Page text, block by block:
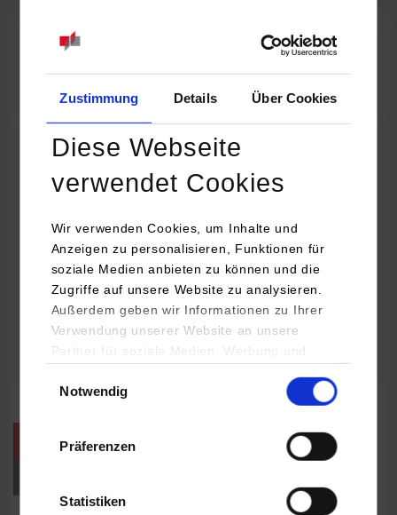
Zustimmung Details Über Cookies
Diese Webseite
verwendet Cookies
Wir verwenden Cookies, um Inhalte und
Anzeigen zu personalisieren, Funktionen für
soziale Medien anbieten zu können und die
Zugriffe auf unsere Website zu analysieren.
Außerdem geben wir Informationen zu Ihrer
Verwendung unserer Website an unsere
Partner für soziale Medien, Werbung und
YouTube, Google Maps) führen diese
Daten zusammen, die Sie ihnen bereitgestellt
haben oder die sie im Rahmen Ihrer Nutzung
Notwendig
Präferenzen
Statistiken
Online INDIS-Infoveranstaltung für Studierende
Zum Event
Technologietag: Clean Urban Transportation –
nachhaltige Mobilität im (sub)urbanen Umfeld
16.09.2026 - 17.09.2026
Im Mittelpunkt stehen elektrische Antriebe, moderne
Batterietechnologien und innovative Fahrzeugkonzepte für
nachhaltige Mobilität in Stadt und…
weitere Veranstaltungen / Termine